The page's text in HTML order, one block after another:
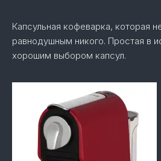
Капсульная кофеварка, которая
равнодушным никого. Простая в
хорошим выбором капсул.